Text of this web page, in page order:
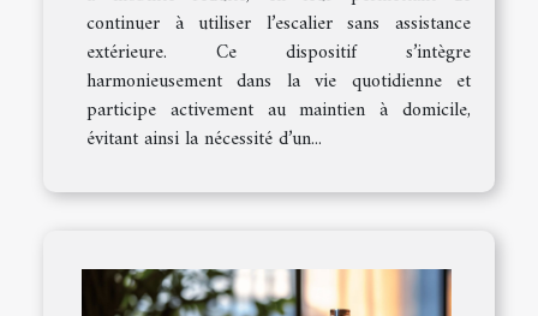
continuer à utiliser l’escalier sans assistance
extérieure. Ce dispositif s’intègre
harmonieusement dans la vie quotidienne et
participe activement au maintien à domicile,
évitant ainsi la nécessité d’un...